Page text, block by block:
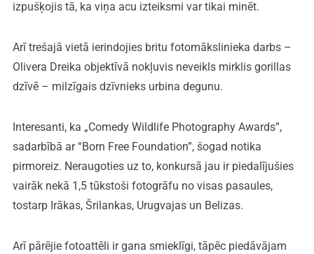
izpušķojis tā, ka viņa acu izteiksmi var tikai minēt.
Arī trešajā vietā ierindojies britu fotomākslinieka darbs –
Olivera Dreika objektīvā nokļuvis neveikls mirklis gorillas
dzīvē – milzīgais dzīvnieks urbina degunu.
Interesanti, ka „Comedy Wildlife Photography Awards”,
sadarbībā ar “Born Free Foundation”, šogad notika
pirmoreiz. Neraugoties uz to, konkursā jau ir piedalījušies
vairāk nekā 1,5 tūkstoši fotogrāfu no visas pasaules,
tostarp Irākas, Šrilankas, Urugvajas un Belizas.
Arī pārējie fotoattēli ir gana smieklīgi, tāpēc piedāvājam